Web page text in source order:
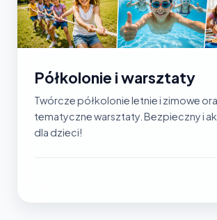
Półkolonie i warsztaty
Twórcze półkolonie letnie i zimowe
tematyczne warsztaty. Bezpieczny i
dla dzieci!